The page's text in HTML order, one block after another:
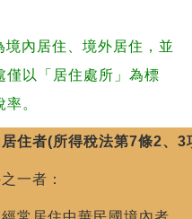
內居住、境外居住，並
僅以「居住處所」為標
。
住者(所得稅法第7條2、3
一者：